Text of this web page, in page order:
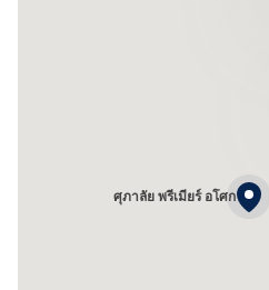
ศุภาลัย พรีเมียร์ อโศก